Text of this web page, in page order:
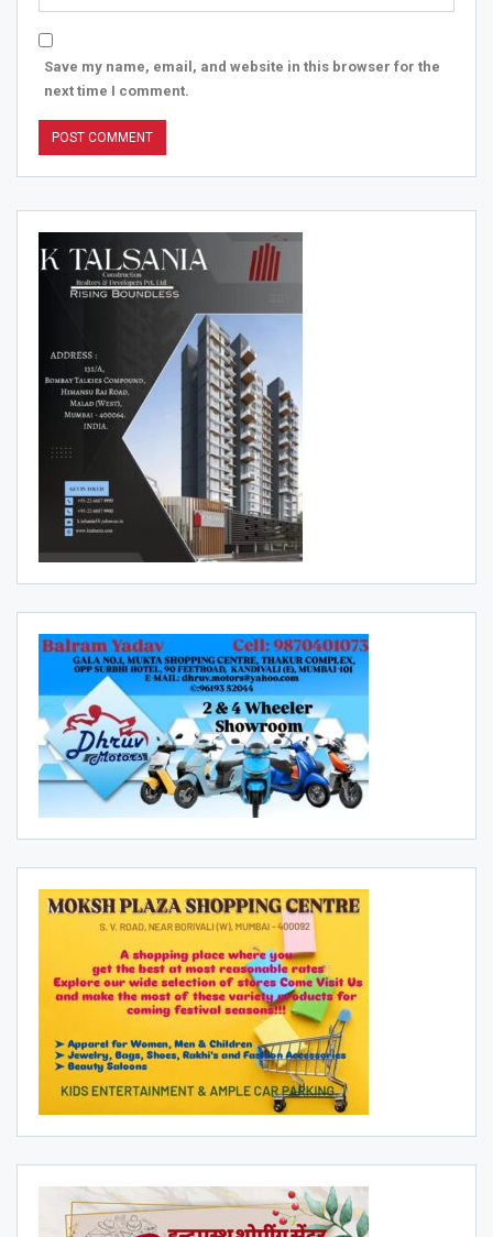
Save my name, email, and website in this browser for the
next time I comment.